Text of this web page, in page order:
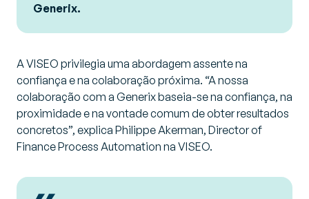
Generix.
A VISEO privilegia uma abordagem assente na
confiança e na colaboração próxima. “A nossa
colaboração com a Generix baseia-se na confiança, na
proximidade e na vontade comum de obter resultados
concretos”, explica Philippe Akerman, Director of
Finance Process Automation na VISEO.